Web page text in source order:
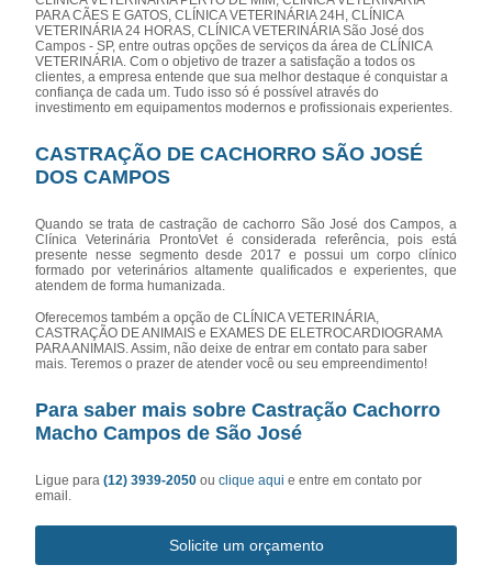
PARA CÃES E GATOS, CLÍNICA VETERINÁRIA 24H, CLÍNICA
VETERINÁRIA 24 HORAS, CLÍNICA VETERINÁRIA São José dos
Campos - SP, entre outras opções de serviços da área de CLÍNICA
VETERINÁRIA. Com o objetivo de trazer a satisfação a todos os
clientes, a empresa entende que sua melhor destaque é conquistar a
confiança de cada um. Tudo isso só é possível através do
investimento em equipamentos modernos e profissionais experientes.
CASTRAÇÃO DE CACHORRO SÃO JOSÉ
DOS CAMPOS
Quando se trata de castração de cachorro São José dos Campos, a
Clínica Veterinária ProntoVet é considerada referência, pois está
presente nesse segmento desde 2017 e possui um corpo clínico
formado por veterinários altamente qualificados e experientes, que
atendem de forma humanizada.
Oferecemos também a opção de CLÍNICA VETERINÁRIA,
CASTRAÇÃO DE ANIMAIS e EXAMES DE ELETROCARDIOGRAMA
PARA ANIMAIS. Assim, não deixe de entrar em contato para saber
mais. Teremos o prazer de atender você ou seu empreendimento!
Para saber mais sobre Castração Cachorro
Macho Campos de São José
Ligue para(12) 3939-2050ouclique aqui e entre em contato por
email.
Solicite um orçamento